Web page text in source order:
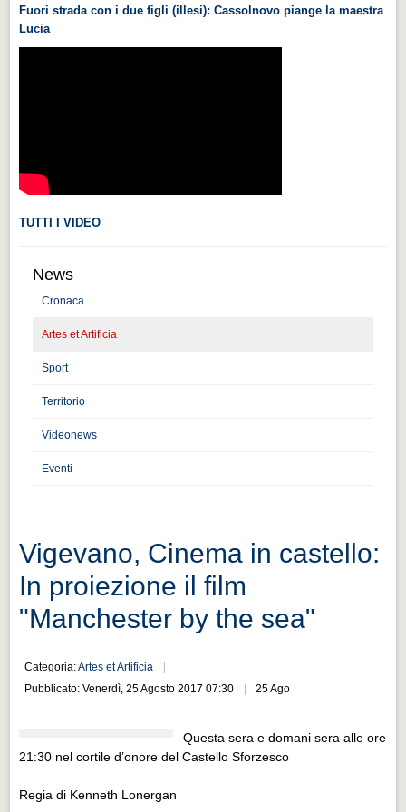
Videonews
Videonews
CHI SIAMO
CITTÀ
Guida turistica rapida
Muoversi a Vigevano
Cultura e turismo 4.0
PROGETTI
PROGETTI
Progetti Aperti
Progetti Aperti
Progetti Realizzati
EVENTI
EVENTI
Fuori strada con i due figli (illesi): Cassolnovo piange la maestra
Lucia
TUTTI I VIDEO
News
Cronaca
Artes et Artificia
Sport
Territorio
Videonews
Eventi
Vigevano, Cinema in castello:
In proiezione il film
"Manchester by the sea"
Categoria:Artes et Artificia
Pubblicato: Venerdì, 25 Agosto 2017 07:30
25 Ago
Questa sera e domani sera alle ore
21:30 nel cortile d’onore del Castello Sforzesco
Regia di Kenneth Lonergan